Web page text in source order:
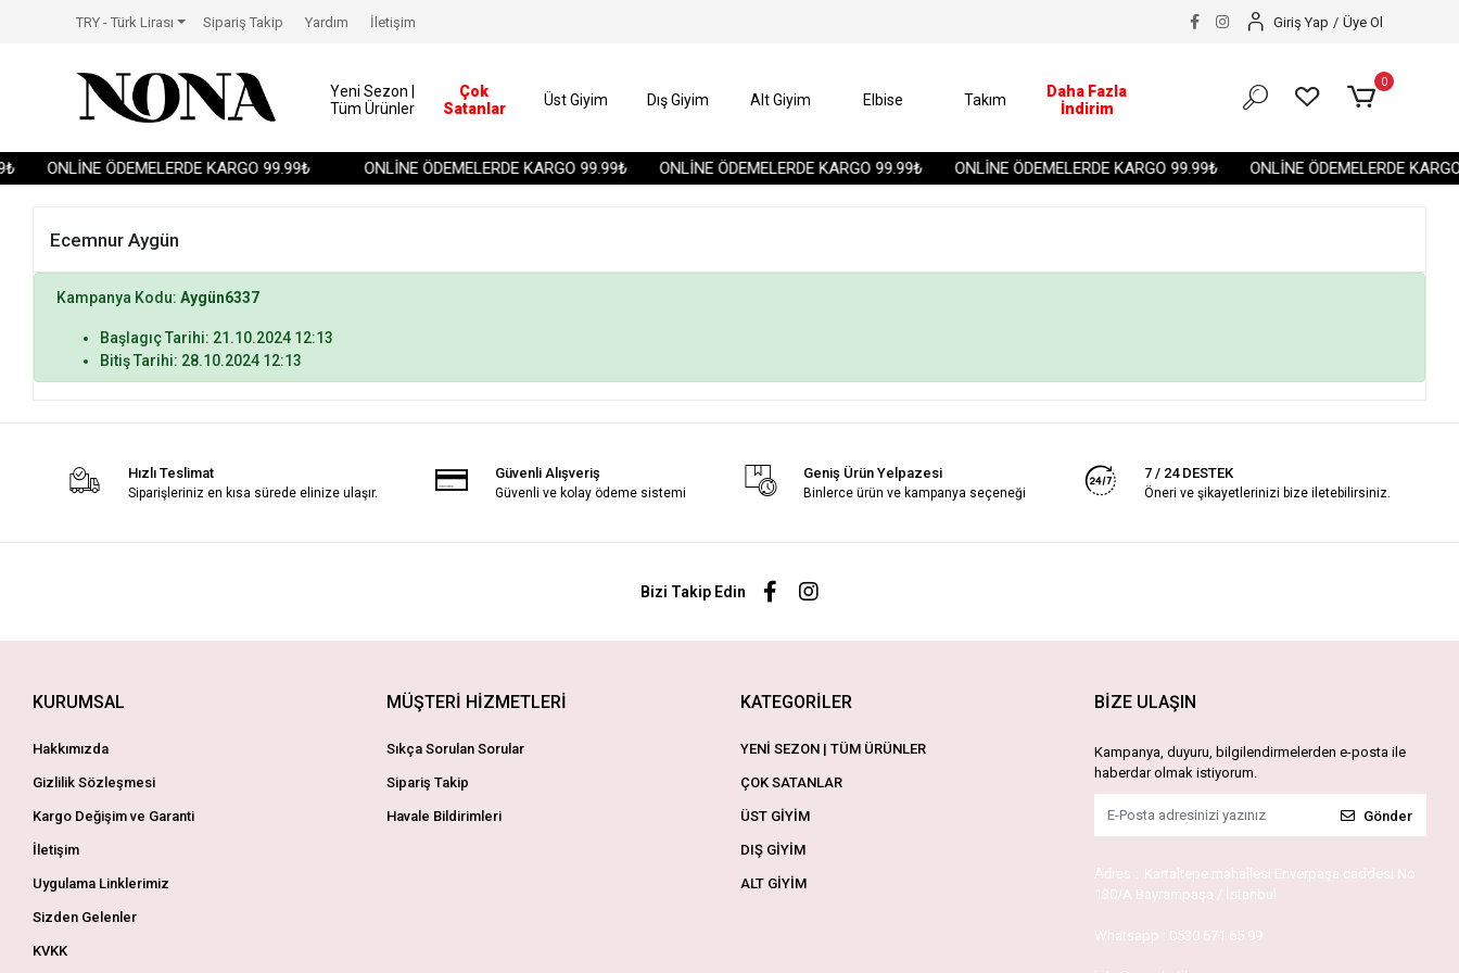
ONLİNE ÖDEMELERDE KARGO 99.99₺ ONLİNE ÖDEMELERDE KARGO 99.99₺ ONLİNE ÖDEMELERDE KARGO 99.99₺ ONLİNE ÖDEMELERDE KARGO 99.99₺ ONLİNE ÖDEMELERDE
TRY - Türk Lirası Sipariş Takip Yardım İletişim Giriş Yap / Üye Ol
Yeni Sezon |
Tüm Ürünler
Çok
Satanlar
Üst Giyim Dış Giyim Alt Giyim Elbise Takım
Daha Fazla
İndirim
0
Ecemnur Aygün
Kampanya Kodu:Aygün6337
Başlagıç Tarihi: 21.10.2024 12:13
Bitiş Tarihi: 28.10.2024 12:13
Hızlı Teslimat
Siparişleriniz en kısa sürede elinize ulaşır.
Güvenli Alışveriş
Güvenli ve kolay ödeme sistemi
Geniş Ürün Yelpazesi
Binlerce ürün ve kampanya seçeneği
7 / 24 DESTEK
Öneri ve şikayetlerinizi bize iletebilirsiniz.
Bizi Takip Edin
KURUMSAL
Hakkımızda
Gizlilik Sözleşmesi
Kargo Değişim ve Garanti
İletişim
Uygulama Linklerimiz
Sizden Gelenler
KVKK
MÜŞTERİ HİZMETLERİ
Sıkça Sorulan Sorular
Sipariş Takip
Havale Bildirimleri
KATEGORİLER
YENİ SEZON | TÜM ÜRÜNLER
ÇOK SATANLAR
ÜST GİYİM
DIŞ GİYİM
ALT GİYİM
BİZE ULAŞIN
Kampanya, duyuru, bilgilendirmelerden e-posta ile
haberdar olmak istiyorum.
Gönder
Adres : Kartaltepe mahallesi Enverpaşa caddesi No
130/A Bayrampaşa / İstanbul
Whatsapp : 0530 671 65 99